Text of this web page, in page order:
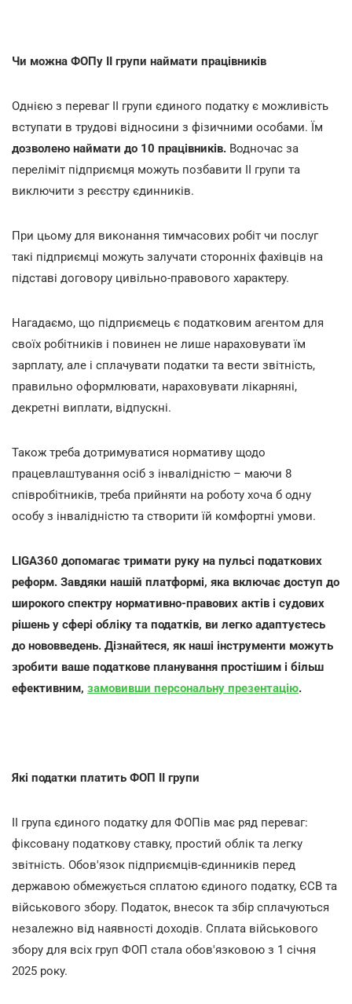
Чи можна ФОПу ІІ групи наймати працівників
Однією з переваг ІІ групи єдиного податку є можливість
вступати в трудові відносини з фізичними особами. Їм
дозволено наймати до 10 працівників. Водночас за
переліміт підприємця можуть позбавити ІІ групи та
виключити з реєстру єдинників.
При цьому для виконання тимчасових робіт чи послуг
такі підприємці можуть залучати сторонніх фахівців на
підставі договору цивільно-правового характеру.
Нагадаємо, що підприємець є податковим агентом для
своїх робітників і повинен не лише нараховувати їм
зарплату, але і сплачувати податки та вести звітність,
правильно оформлювати, нараховувати лікарняні,
декретні виплати, відпускні.
Також треба дотримуватися нормативу щодо
працевлаштування осіб з інвалідністю – маючи 8
співробітників, треба прийняти на роботу хоча б одну
особу з інвалідністю та створити їй комфортні умови.
LIGA360 допомагає тримати руку на пульсі податкових
реформ. Завдяки нашій платформі, яка включає доступ до
широкого спектру нормативно-правових актів і судових
рішень у сфері обліку та податків, ви легко адаптуєтесь
до нововведень. Дізнайтеся, як наші інструменти можуть
зробити ваше податкове планування простішим і більш
ефективним, замовивши персональну презентацію.
Які податки платить ФОП ІІ групи
ІІ група єдиного податку для ФОПів має ряд переваг:
фіксовану податкову ставку, простий облік та легку
звітність. Обов'язок підприємців-єдинників перед
державою обмежується сплатою єдиного податку, ЄСВ та
військового збору. Податок, внесок та збір сплачуються
незалежно від наявності доходів. Сплата військового
збору для всіх груп ФОП стала обов'язковою з 1 січня
2025 року.